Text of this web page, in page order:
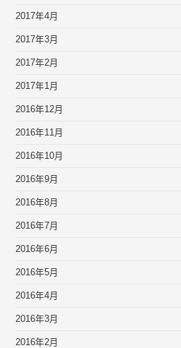
2017年4月
2017年3月
2017年2月
2017年1月
2016年12月
2016年11月
2016年10月
2016年9月
2016年8月
2016年7月
2016年6月
2016年5月
2016年4月
2016年3月
2016年2月